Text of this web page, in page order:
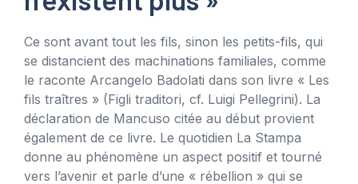
Ce sont avant tout les fils, sinon les petits-fils, qui
se distancient des machinations familiales, comme
le raconte Arcangelo Badolati dans son livre « Les
fils traîtres » (Figli traditori, cf. Luigi Pellegrini). La
déclaration de Mancuso citée au début provient
également de ce livre. Le quotidien La Stampa
donne au phénomène un aspect positif et tourné
vers l’avenir et parle d’une « rébellion » qui se